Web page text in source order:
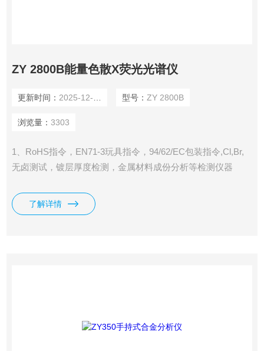
ZY 2800B能量色散X荧光光谱仪
更新时间： 2025-12-31 型号： ZY 2800B
浏览量： 3303
1、RoHS指令，EN71-3玩具指令，94/62/EC包装指令,Cl,Br,
无卤测试，镀层厚度检测，金属材料成份分析等检测仪器
了解详情